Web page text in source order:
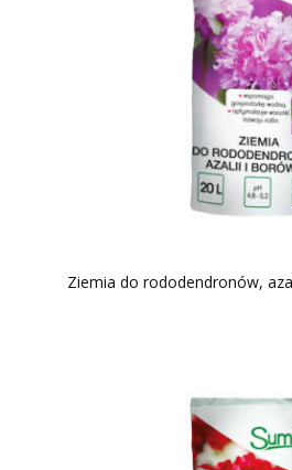
Ziemia do rododendronów,